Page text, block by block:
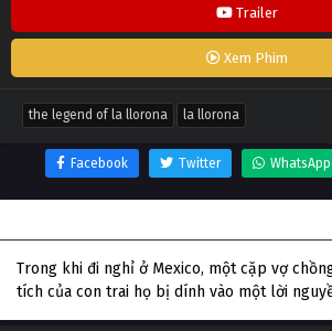
Trailer
Xem Phim
the legend of la llorona la llorona
Facebook Twitter WhatsApp
Trong khi đi nghỉ ở Mexico, một cặp vợ
tích của con trai họ bị dính vào một lời